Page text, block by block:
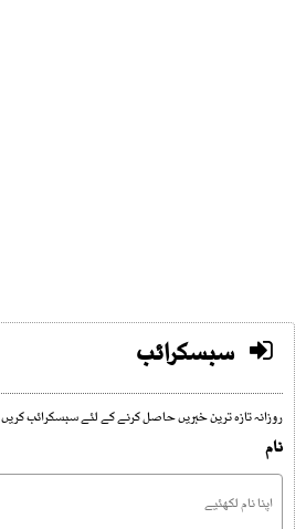
سبسکرائب
روزانہ تازہ ترین خبریں حاصل کرنے کے لئے سبسکرائب کریں
نام